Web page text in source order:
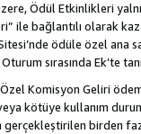
Ödül Etkinlikleri
ile bağlantılı olarak
ödüle özel ana
sırasında Ek’te
Komisyon Geliri
kötüye kullanım
gerçekleştirilen